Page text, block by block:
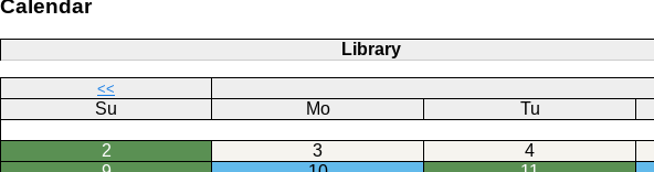
Calendar
Library
<<
Su Mo Tu
2
3 4